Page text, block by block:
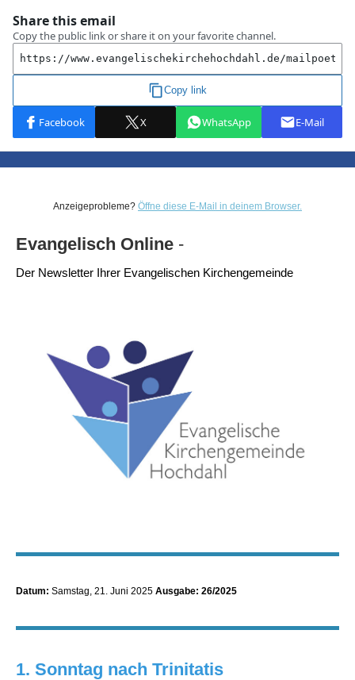
Anzeigeprobleme? Öffne diese E-Mail in deinem Browser.
Evangelisch Online -
Der Newsletter Ihrer Evangelischen Kirchengemeinde
Datum: Samstag, 21. Juni 2025 Ausgabe: 26/2025
1. Sonntag nach Trinitatis